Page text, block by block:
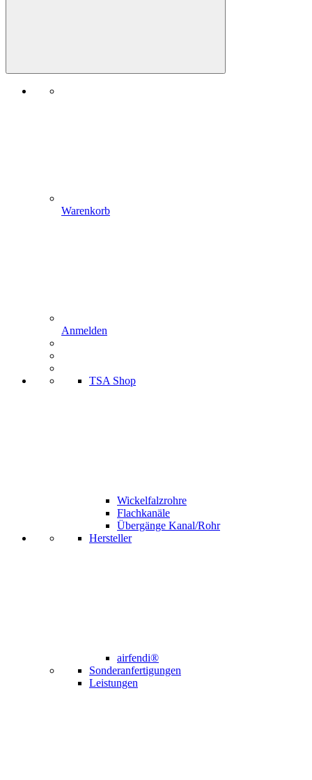
Warenkorb
Anmelden
TSA Shop
Wickelfalzrohre
Flachkanäle
Übergänge Kanal/Rohr
Hersteller
airfendi®
Sonderanfertigungen
Leistungen